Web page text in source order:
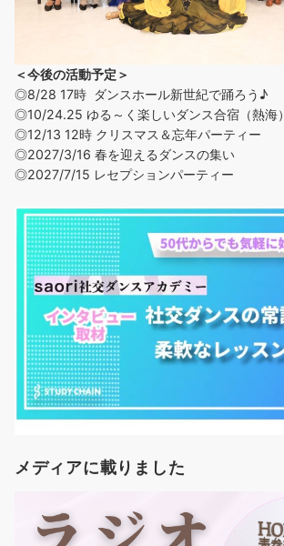
＜今後の活動予定＞
◎8/28 17時 ダンスホール新世紀で踊ろう♪
◎10/24.25 ゆる～く楽しいダンス合宿（熱海）
◎12/13 12時 クリスマス＆忘年パーティー
◎2027/3/16 春を迎えるダンスの集い
◎2027/7/15 レセプションパーティー
メディアに載りました